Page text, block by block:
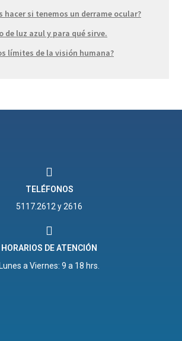
hacer si tenemos un derrame ocular?
de luz azul y para qué sirve.
límites de la visión humana?
TELÉFONOS
5117.2612 y 2616
HORARIOS DE ATENCIÓN
Lunes a Viernes: 9 a 18 hrs.